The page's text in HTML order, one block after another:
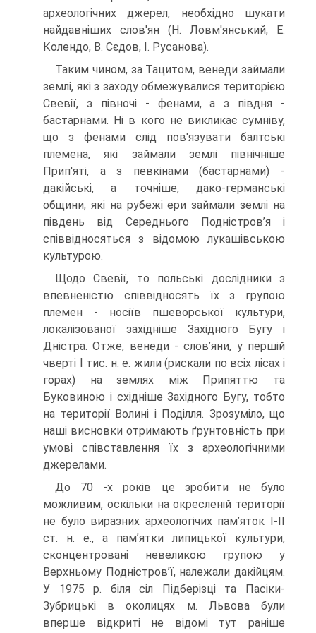
археологічних джерел, необхідно шукати
найдавніших слов'ян (Н. Ловм'янський, Е.
Колендо, В. Сєдов, І. Русанова).
Таким чином, за Тацитом, венеди займали
землі, які з заходу обмежувалися територією
Свевії, з півночі - фенами, а з півдня -
бастарнами. Ні в кого не викликає сумніву,
що з фенами слід пов'язувати балтські
племена, які займали землі північніше
Прип'яті, а з певкінами (бастарнами) -
дакійські, а точніше, дако-германські
общини, які на рубежі ери займали землі на
південь від Середнього Подністров’я і
співвідносяться з відомою лукашівською
культурою.
Щодо Свевії, то польські дослідники з
впевненістю співвідносять їх з групою
племен - носіїв пшеворської культури,
локалізованої західніше Західного Бугу і
Дністра. Отже, венеди - слов’яни, у першій
чверті І тис. н. е. жили (рискали по всіх лісах і
горах) на землях між Припяттю та
Буковиною і східніше Західного Бугу, тобто
на території Волині і Поділля. Зрозуміло, що
наші висновки отримають ґрунтовність при
умові співставлення їх з археологічними
джерелами.
До 70 -х років це зробити не було
можливим, оскільки на окресленій території
не було виразних археологічих пам’яток І-ІІ
ст. н. е., а пам’ятки липицької культури,
сконцентровані невеликою групою у
Верхньому Подністров’ї, належали дакійцям.
У 1975 р. біля сіл Підберізці та Пасіки-
Зубрицькі в околицях м. Львова були
вперше відкриті не відомі тут раніше